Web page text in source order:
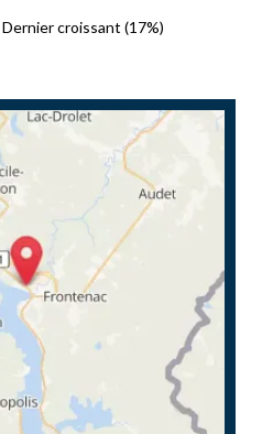
croissant (17%)